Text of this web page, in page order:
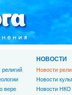
вере
НОВОСТИ
Новости
Новости
Новости НКО